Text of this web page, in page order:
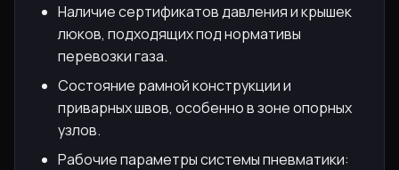
Наличие сертификатов давления и крышек
люков, подходящих под нормативы
перевозки газа.
Состояние рамной конструкции и
приварных швов, особенно в зоне опорных
узлов.
Рабочие параметры системы пневматики: